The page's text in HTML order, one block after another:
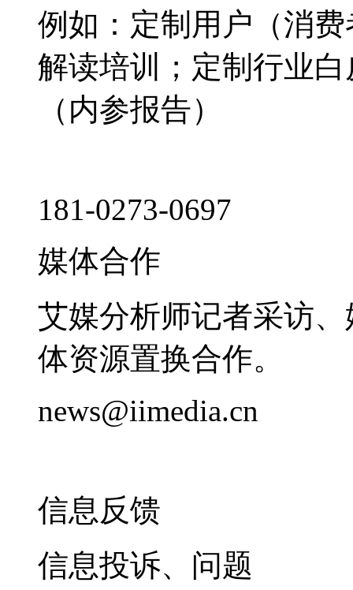
例如：定制用户（消
解读培训；定制行业
（内参报告）
181-0273-0697
媒体合作
艾媒分析师记者采访
体资源置换合作。
news@iimedia.cn
信息反馈
信息投诉、问题